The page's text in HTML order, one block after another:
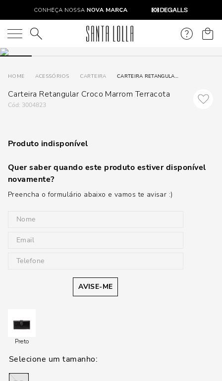
O que você está procurando?
ACESSÓRIOS CARTEIRA CARTEIRA RETANGULAR CROCO MARROM TERRACOTA
Carteira Retangular Croco Marrom Terracota
: 3004823
Produto indisponível
Quer saber quando este produto estiver disponível
novamente?
Preencha o formulário abaixo e vamos te avisar :)
AVISE-ME
Preto